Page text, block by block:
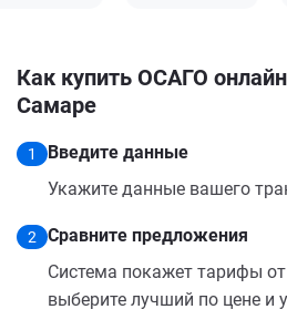
Как купить ОСАГО
Самаре
1
Введите данные
Укажите данные вашего
2
Сравните предложения
Система покажет тарифы
выберите лучший по цене и